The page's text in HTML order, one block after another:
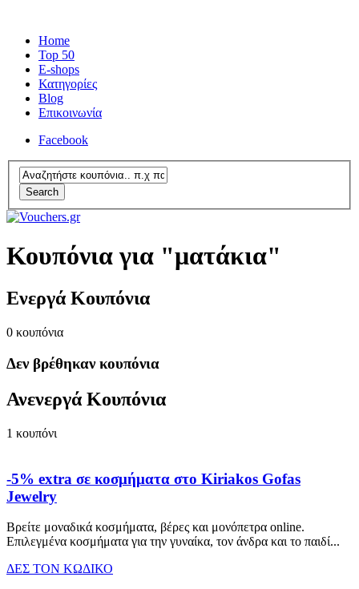
Home
Top 50
E-shops
Κατηγορίες
Blog
Επικοινωνία
Facebook
Search
Κουπόνια για "ματάκια"
Ενεργά Κουπόνια
0 κουπόνια
Δεν βρέθηκαν κουπόνια
Ανενεργά Κουπόνια
1 κουπόνι
-5% extra σε κοσμήματα στο Kiriakos Gofas
Jewelry
Βρείτε μοναδικά κοσμήματα, βέρες και μονόπετρα online.
Επιλεγμένα κοσμήματα για την γυναίκα, τον άνδρα και το παιδί...
ΔΕΣ ΤΟΝ ΚΩΔΙΚΟ